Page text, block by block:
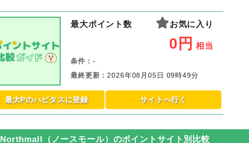
最大ポイント数 お気に入り
0 円 相当
条件： -
最終更新 ： 2026年08月05日 09時49分
最大Pのハピタスに登録 サイトへ行く
Northmall（ノースモール） のポイントサイト別比較